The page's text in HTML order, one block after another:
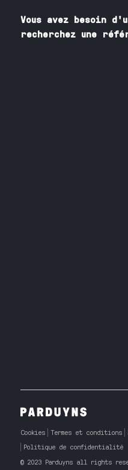
Vous avez besoin
recherchez une
Cookies Termes et conditions
Politique de confidentialité
© 2023 Parduyns all rights